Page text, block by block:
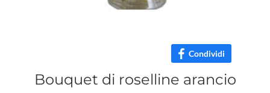
Condividi
Bouquet di roselline arancio